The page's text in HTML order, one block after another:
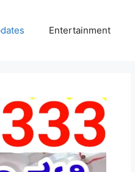
Entertainment